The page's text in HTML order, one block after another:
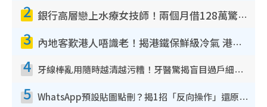
2 銀行高層戀上水療女技師！兩個月借128萬驚覺「沉船」沉落火海 揭背後疑似邪教操控賣淫
3 內地客歎港人唔識老！揭港鐵保鮮級冷氣 港人求放過：咪投訴
4 牙線棒亂用隨時越清越污糟！牙醫驚揭盲目過戶細菌恐致蛀牙：呢種先係日常真保養
5 WhatsApp預設貼圖點刪？揭1招「反向操作」還原簡潔介面 附3步實測教學